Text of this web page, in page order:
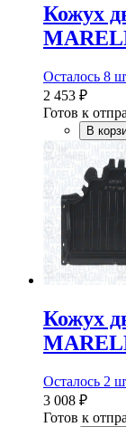
Кожух
Осталось 8
2 453 ₽
Готов к
В
Кожух
Осталось 2
3 008 ₽
Готов к